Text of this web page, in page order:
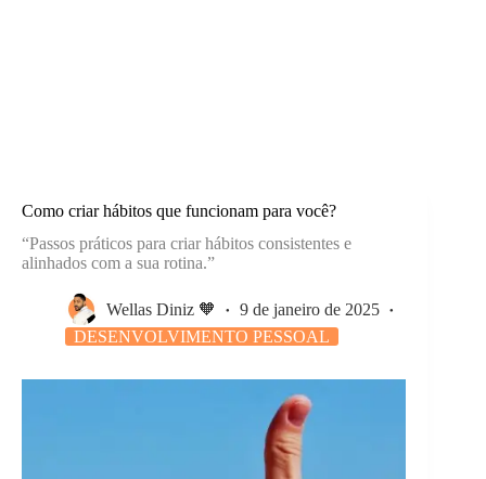
Como criar hábitos que funcionam para você?
“Passos práticos para criar hábitos consistentes e
alinhados com a sua rotina.”
Wellas Diniz 🧡
9 de janeiro de 2025
DESENVOLVIMENTO PESSOAL